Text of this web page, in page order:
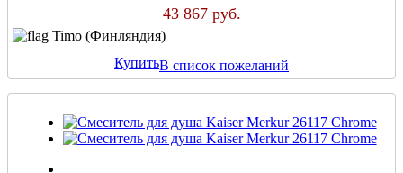
43 867 руб.
Timo (Финляндия)
КупитьВ список пожеланий